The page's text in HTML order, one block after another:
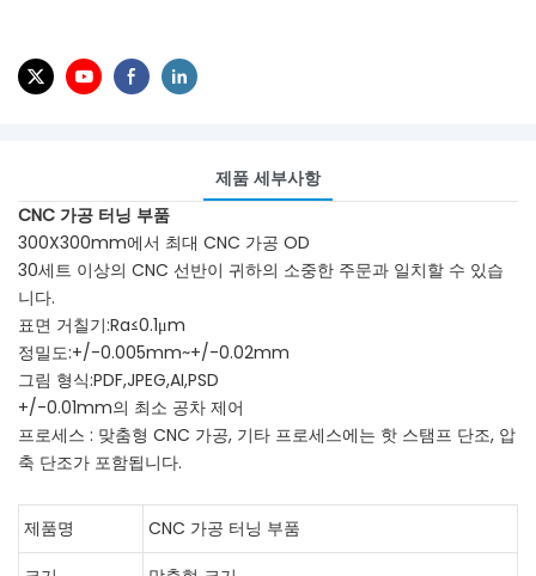
제품 세부사항
CNC 가공 터닝 부품
300X300mm에서 최대 CNC 가공 OD
30세트 이상의 CNC 선반이 귀하의 소중한 주문과 일치할 수 있습
니다.
표면 거칠기:Ra≤0.1μm
정밀도:+/-0.005mm~+/-0.02mm
그림 형식:PDF,JPEG,AI,PSD
+/-0.01mm의 최소 공차 제어
프로세스 : 맞춤형 CNC 가공, 기타 프로세스에는 핫 스탬프 단조, 압
축 단조가 포함됩니다.
제품명
CNC 가공 터닝 부품